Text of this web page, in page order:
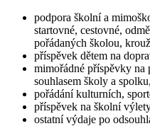
podpora školní a
startovné, cestovné,
pořádaných školou,
příspěvek dětem na
mimořádné příspěvky na
souhlasem školy a spolku,
pořádání kulturních,
příspěvek na školní
ostatní výdaje po